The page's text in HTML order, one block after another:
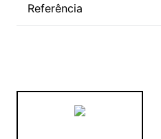
Referência